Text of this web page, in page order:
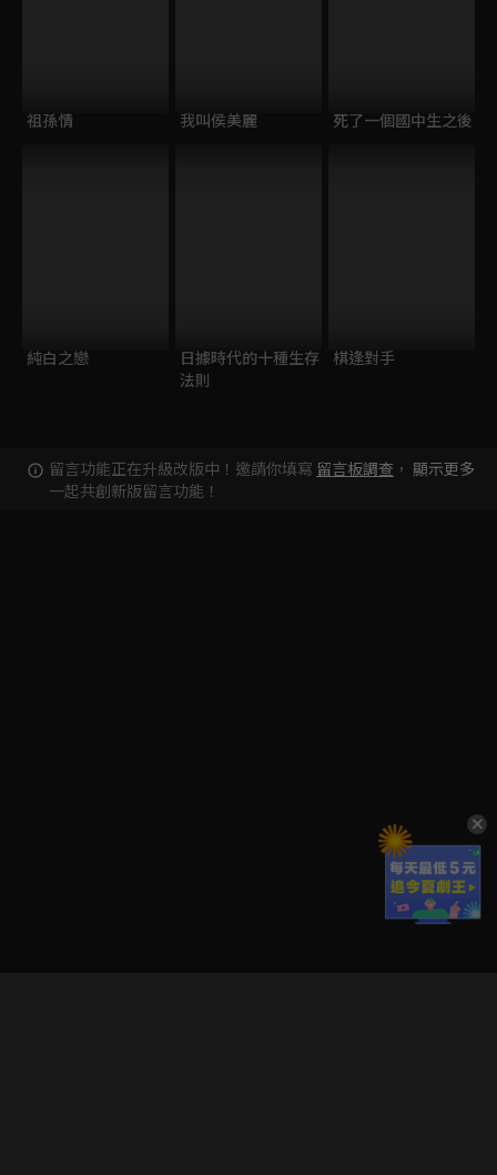
祖孫情 我叫侯美麗 死了一個國中生之後
純白之戀
日據時代的十種生存
法則
棋逢對手
留言功能正在升級改版中！邀請你填寫 留言板調查 ，
一起共創新版留言功能！
顯示更多